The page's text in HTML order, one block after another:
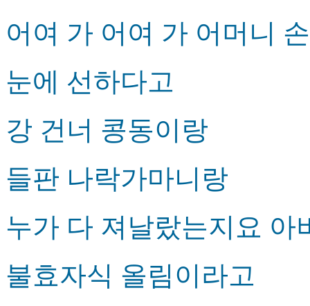
어여 가 어여 가 어머니
눈에 선하다고
강 건너 콩동이랑
들판 나락가마니랑
누가 다 져날랐는지요 아
불효자식 올림이라고